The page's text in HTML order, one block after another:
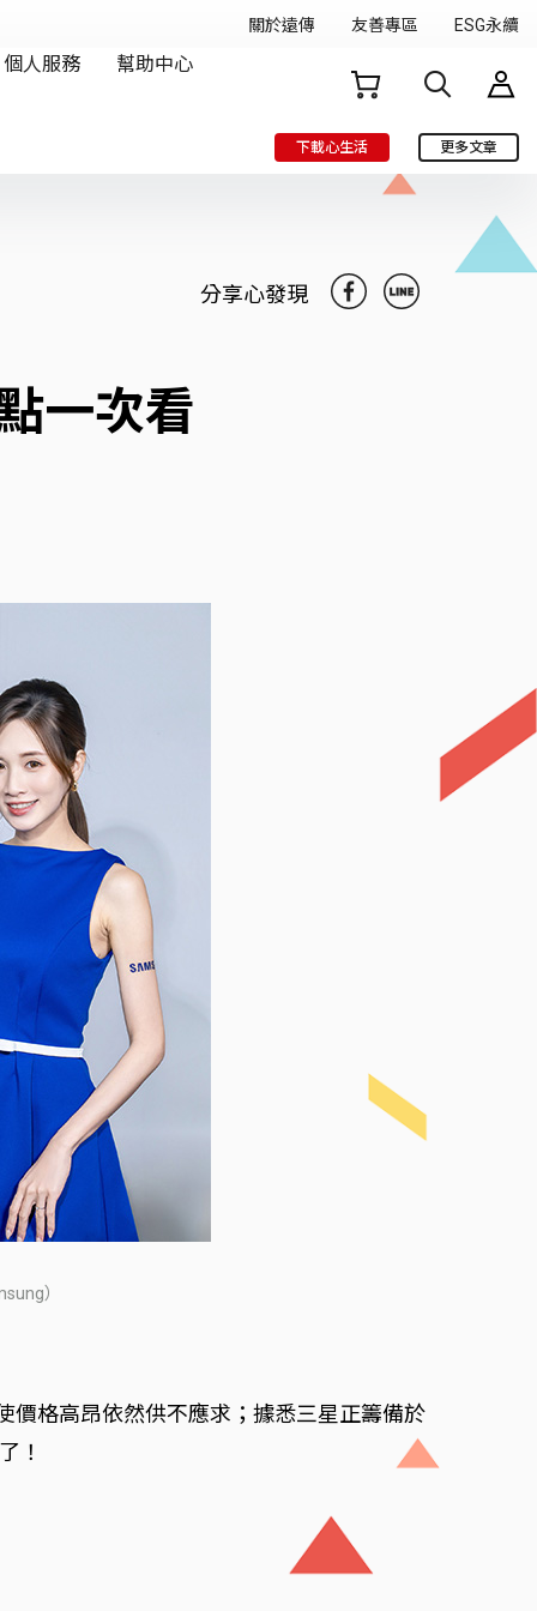
下載心生活 更多文章
分享心發現
一次看
）
價格高昂依然供不應求；據悉三星正籌備於
！